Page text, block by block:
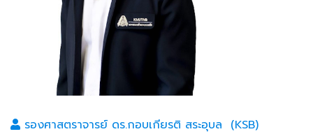
รองศาสตราจารย์ ดร.กอบเกียรติ สระอุบล (KSB)